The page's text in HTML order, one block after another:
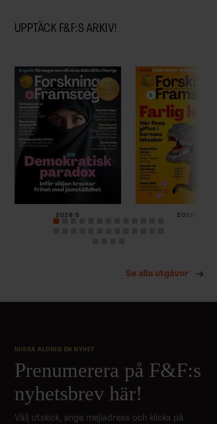
UPPTÄCK F&F:S ARKIV!
2026/5 2026/4
Se alla utgåvor
MISSA ALDRIG EN NYHET
Prenumerera på F&F:s
nyhetsbrev här!
Välj utskick, ange mejladress och klicka på